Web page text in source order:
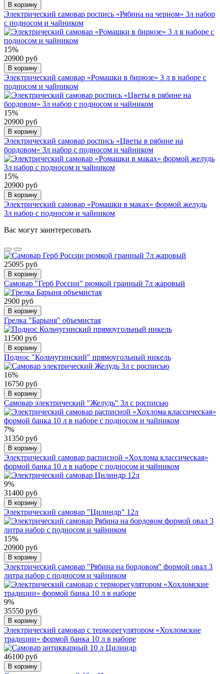
В корзину
Электрический самовар роспись «Рябина на черном» 3л набор
с подносом и чайником
15%
20900 руб
В корзину
Электрический самовар «Ромашки в бирюзе» 3 л в наборе с
подносом и чайником
15%
20900 руб
В корзину
Электрический самовар роспись «Цветы в рябине на
бордовом» 3л набор с подносом и чайником
15%
20900 руб
В корзину
Электрический самовар «Ромашки в маках» формой желудь
3л набор с подносом и чайником
Вас могут заинтересовать
25095 руб
В корзину
Самовар "Герб России" рюмкой гранный 7л жаровый
2900 руб
В корзину
Грелка "Барыня" объемистая
11500 руб
В корзину
Поднос "Кольчугинский" прямоугольный никель
16%
16750 руб
В корзину
Самовар электрический "Желудь" 3л с росписью
7%
31350 руб
В корзину
Электрический самовар расписной «Хохлома классическая»
формой банка 10 л в наборе с подносом и чайником
9%
31400 руб
В корзину
Электрический самовар "Цилиндр" 12л
15%
20900 руб
В корзину
Электрический самовар "Рябина на бордовом" формой овал 3
литра набор с подносом и чайником
9%
35550 руб
В корзину
Электрический самовар с терморегулятором «Хохломские
традиции» формой банка 10 л в наборе
46100 руб
В корзину